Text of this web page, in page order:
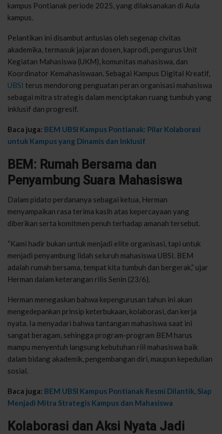
kampus Pontianak periode 2025, yang dilaksanakan di Aula
kampus.
Pelantikan ini disambut antusias oleh segenap civitas
akademika, termasuk jajaran dosen, kaprodi, pengurus Unit
Kegiatan Mahasiswa (UKM), komunitas mahasiswa, dan
Koordinator Kemahasiswaan. Sebagai Kampus Digital Kreatif,
UBSI terus mendorong penguatan peran organisasi mahasiswa
sebagai mitra strategis dalam menciptakan ruang tumbuh yang
inklusif dan progresif.
Baca juga: BEM UBSI Kampus Pontianak: Pilar Kolaborasi
untuk Kampus yang Dinamis dan Inklusif
BEM: Rumah Bersama dan
Penyambung Suara Mahasiswa
Dalam pidato perdananya sebagai ketua, Herman
menyampaikan rasa terima kasih atas kepercayaan yang
diberikan serta komitmen penuh terhadap amanah tersebut.
“Kami hadir bukan untuk menjadi elite organisasi, tapi untuk
menjadi penyambung lidah seluruh mahasiswa UBSI. BEM
adalah rumah bersama, tempat kita tumbuh dan bergerak,” ujar
Herman dalam keterangan rilis Senin (23/6).
Herman menegaskan bahwa kepengurusan tahun ini akan
mengedepankan prinsip keterbukaan, kolaborasi, dan kerja
nyata. Ia menyadari bahwa tantangan mahasiswa saat ini
sangat beragam, sehingga program-program BEM harus
mampu menyentuh langsung kebutuhan riil mahasiswa baik
dalam bidang akademik, pengembangan diri, maupun kepedulian
sosial.
Baca juga: BEM UBSI Kampus Pontianak Resmi Dilantik, Siap
Menjadi Mitra Strategis Kampus dan Mahasiswa
Kolaborasi dan Aksi Nyata Jadi